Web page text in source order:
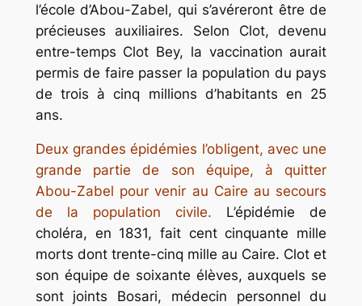
l’école d’Abou-Zabel, qui s’avéreront être de
précieuses auxiliaires. Selon Clot, devenu
entre-temps Clot Bey, la vaccination aurait
permis de faire passer la population du pays
de trois à cinq millions d’habitants en 25
ans.
Deux grandes épidémies l’obligent, avec une
grande partie de son équipe, à quitter
Abou-Zabel pour venir au Caire au secours
de la population civile. L’épidémie de
choléra, en 1831, fait cent cinquante mille
morts dont trente-cinq mille au Caire. Clot et
son équipe de soixante élèves, auxquels se
sont joints Bosari, médecin personnel du